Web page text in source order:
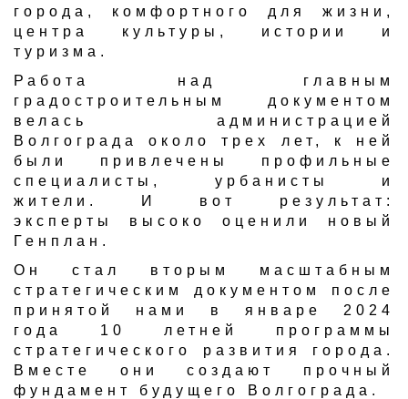
города, комфортного для жизни,
центра культуры, истории и
туризма.
Работа над главным
градостроительным документом
велась администрацией
Волгограда около трех лет, к ней
были привлечены профильные
специалисты, урбанисты и
жители. И вот результат:
эксперты высоко оценили новый
Генплан.
Он стал вторым масштабным
стратегическим документом после
принятой нами в январе 2024
года 10 летней программы
стратегического развития города.
Вместе они создают прочный
фундамент будущего Волгограда.